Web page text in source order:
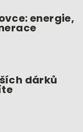
energie,
dárků